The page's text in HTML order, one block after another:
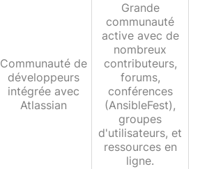
Communauté de
développeurs
intégrée avec
Atlassian
Grande
communauté
active avec de
nombreux
contributeurs,
forums,
conférences
(AnsibleFest),
groupes
d'utilisateurs, et
ressources en
ligne.